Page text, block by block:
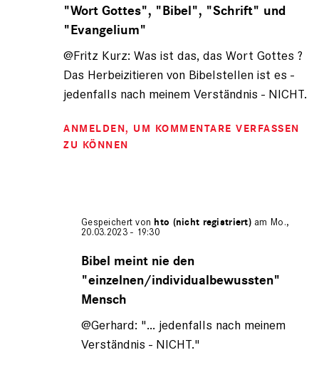
auf
von
Fritz
Kurz
registriert)
"Wort Gottes", "Bibel", "Schrift" und
"Evangelium"
@Fritz Kurz: Was ist das, das Wort Gottes ?
Das Herbeizitieren von Bibelstellen ist es -
jedenfalls nach meinem Verständnis - NICHT.
ANMELDEN, UM KOMMENTARE VERFASSEN
ZU KÖNNEN
Gespeichert von hto (nicht registriert)am Mo.,
20.03.2023 - 19:30
auf
von
Gerhard
(nicht
Bibel meint nie den
"einzelnen/individualbewussten"
Mensch
@Gerhard: "... jedenfalls nach meinem
Verständnis - NICHT."